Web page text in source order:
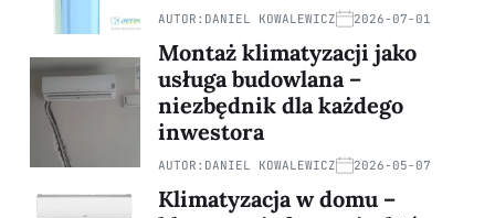
AUTOR: DANIEL KOWALEWICZ 2026-07-01
Montaż klimatyzacji jako
usługa budowlana –
niezbędnik dla każdego
inwestora
AUTOR: DANIEL KOWALEWICZ 2026-05-07
Klimatyzacja w domu –